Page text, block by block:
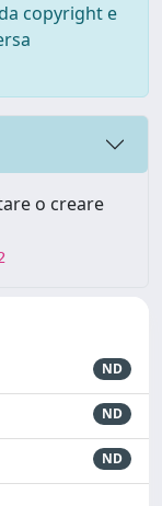
copyright e
o creare
ND
ND
ND